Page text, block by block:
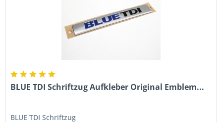
BLUE TDI Schriftzug Aufkleber Original Emblem...
BLUE TDI Schriftzug